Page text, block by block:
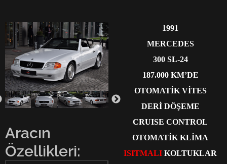
Aracın
Özellikleri:
1991
MERCEDES
300 SL-24
187.000 KM’DE
OTOMATİK VİTES
DERİ DÖŞEME
CRUISE CONTROL
OTOMATİK KLİMA
ISITMALI KOLTUKLAR